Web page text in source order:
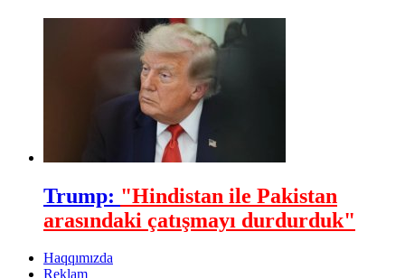
Trump: "Hindistan ile Pakistan
arasındaki çatışmayı durdurduk"
Haqqımızda
Reklam